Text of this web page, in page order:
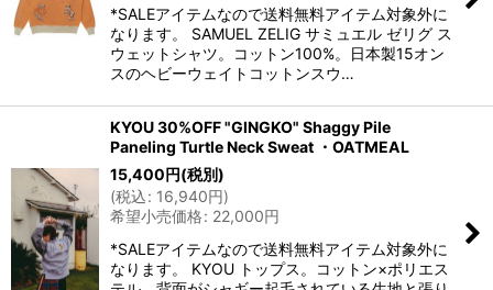
*SALEアイテムなので送料無料アイテム対象外に
なります。 SAMUEL ZELIG サミュエル ゼリグ ス
ウェットシャツ。コットン100%。日本製15オン
スのヘビーウェイトコットンスウ…
KYOU 30%OFF "GINGKO" Shaggy Pile
Paneling Turtle Neck Sweat ・OATMEAL
15,400円(税別)
(税込: 16,940円)
希望小売価格: 22,000円
*SALEアイテムなので送料無料アイテム対象外に
なります。 KYOU トップス。コットン×ポリエス